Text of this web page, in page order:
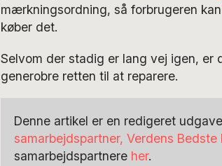
mærkningsordning, så forbrugeren
køber det.
Selvom der stadig er lang vej igen, er
generobre retten til at reparere.
Denne artikel er en redigeret
samarbejdspartner, Verdens Bedste
samarbejdspartnere her.